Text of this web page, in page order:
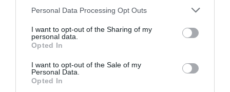
Personal Data Processing Opt Outs
I want to opt-out of the Sharing of my
personal data.
Opted In
I want to opt-out of the Sale of my
Personal Data.
Opted In